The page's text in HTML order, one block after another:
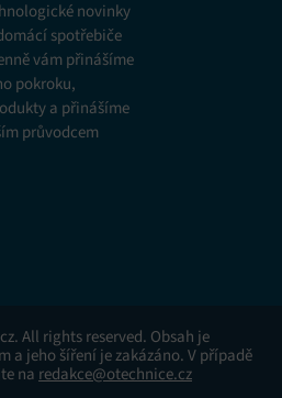
novinky
spotřebiče
vám přinášíme
pokroku,
a přinášíme
průvodcem
All rights reserved. Obsah je
a jeho šíření je zakázáno. V případě
na redakce@otechnice.cz